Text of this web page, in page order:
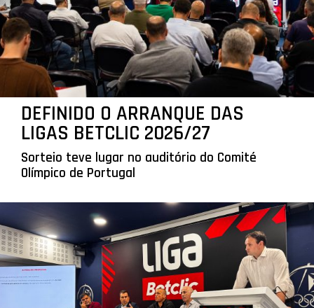
DEFINIDO O ARRANQUE DAS
LIGAS BETCLIC 2026/27
Sorteio teve lugar no auditório do Comité
Olímpico de Portugal